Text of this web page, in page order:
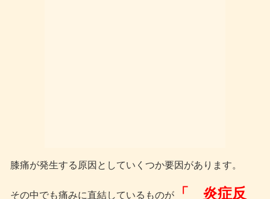
膝痛が発生する原因としていくつか要因があります。
その中でも痛みに直結しているものが「 炎症反